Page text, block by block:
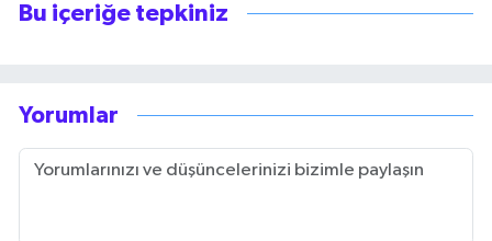
Bu içeriğe tepkiniz
Yorumlar